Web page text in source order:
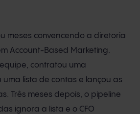
meses convencendo a diretoria
Account-Based Marketing.
contratou uma
uma lista de contas e lançou as
Três meses depois, o pipeline
ignora a lista e o CFO